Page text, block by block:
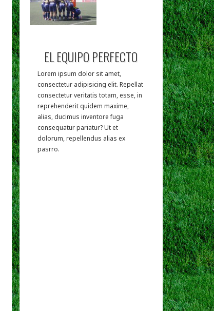
EL EQUIPO PERFECTO
Lorem ipsum dolor sit amet,
consectetur adipisicing elit. Repellat
consectetur veritatis totam, esse, in
reprehenderit quidem maxime,
alias, ducimus inventore fuga
consequatur pariatur? Ut et
dolorum, repellendus alias ex
pasrro.